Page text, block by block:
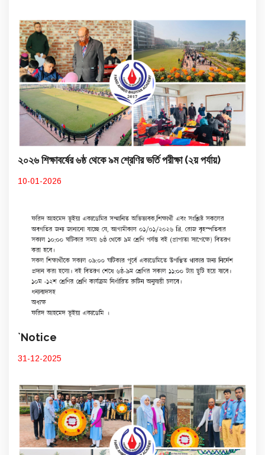
২০২৬ শিক্ষাবর্ষের ৬ষ্ঠ থেকে ৯ম শ্রেণির ভর্তি পরীক্ষা (২য় পর্যায়)
10-01-2026
`Notice
31-12-2025